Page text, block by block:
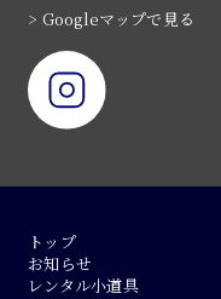
> Googleマップで見る
トップ
お知らせ
レンタル小道具